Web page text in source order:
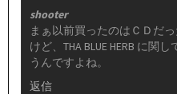
shooter
まぁ以前買ったのはＣＤだ
けど、THA BLUE HERB に関
うんですよね。
返信